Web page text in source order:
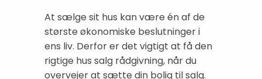
At sælge sit hus kan være én af de
største økonomiske beslutninger i
ens liv. Derfor er det vigtigt at få den
rigtige hus salg rådgivning, når du
overvejer at sætte din bolig til salg.